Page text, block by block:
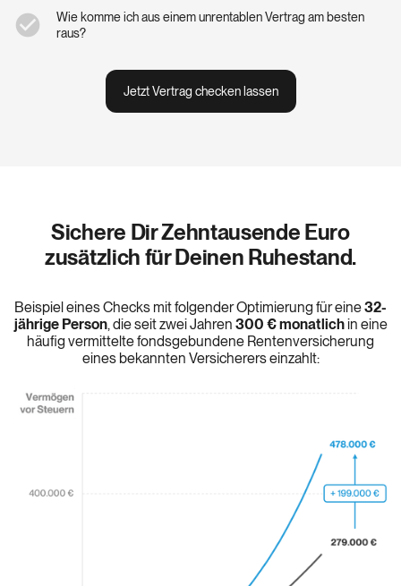
check_circle
Wie komme ich aus einem unrentablen Vertrag am besten
raus?
Jetzt Vertrag checken lassen
Sichere Dir Zehntausende Euro
zusätzlich für Deinen Ruhestand.
Beispiel eines Checks mit folgender Optimierung für eine32-
jährige Person, die seit zwei Jahren 300 € monatlichin eine
häufig vermittelte fondsgebundene Rentenversicherung
eines bekannten Versicherers einzahlt: